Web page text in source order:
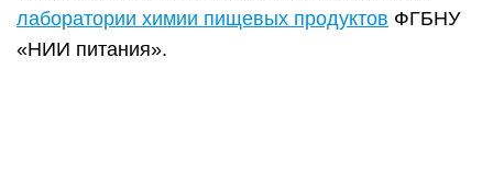
лаборатории химии пищевых продуктов ФГБНУ
«НИИ питания».